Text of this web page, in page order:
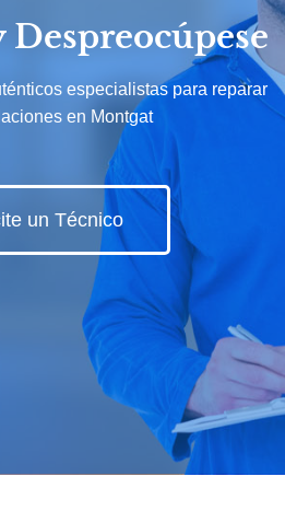
especialistas para reparar
en Montgat
un Técnico